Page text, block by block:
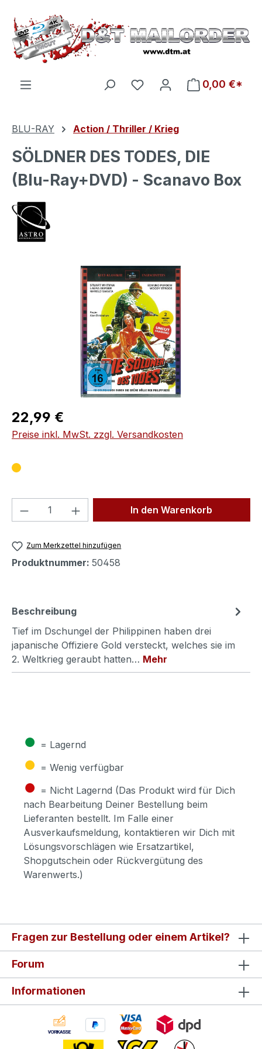
Zum Hauptinhalt springen
Du hast 0 Produkte auf
0,00 €*
BLU-RAY Action / Thriller / Krieg
SÖLDNER DES TODES, DIE
(Blu-Ray+DVD) - Scanavo Box
Bildergalerie überspringen
Regulärer Preis:
22,99 €
Preise inkl. MwSt. zzgl. Versandkosten
Produkt Anzahl: Gib denIn den Warenkorb
Zum Merkzettel hinzufügen
Produktnummer: 50458
Beschreibung
Tief im Dschungel der Philippinen haben drei
japanische Offiziere Gold versteckt, welches sie im
2. Weltkrieg geraubt hatten… Mehr
● = Lagernd
● = Wenig verfügbar
● = Nicht Lagernd (Das Produkt wird für Dich
nach Bearbeitung Deiner Bestellung beim
Lieferanten bestellt. Im Falle einer
Ausverkaufsmeldung, kontaktieren wir Dich mit
Lösungsvorschlägen wie Ersatzartikel,
Shopgutschein oder Rückvergütung des
Warenwerts.)
Fragen zur Bestellung oder einem Artikel?
Forum
Informationen